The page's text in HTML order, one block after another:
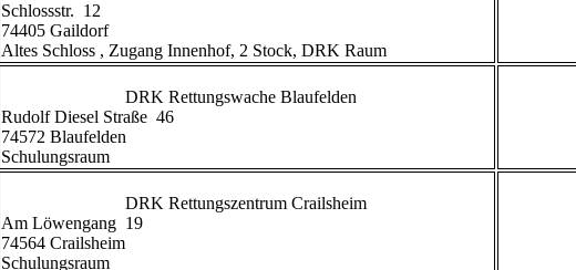
Schlossstr.  12
74405 Gaildorf
Altes Schloss , Zugang Innenhof, 2 Stock, DRK Raum
Rudolf Diesel Straße  46
74572 Blaufelden
Schulungsraum
Am Löwengang  19
74564 Crailsheim
Schulungsraum